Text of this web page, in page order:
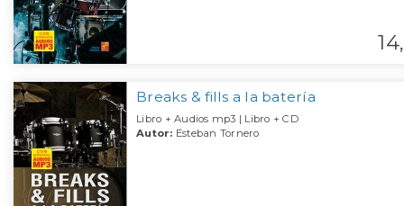
14,
Breaks & fills a la batería
Libro + Audios mp3 | Libro + CD
Autor: Esteban Tornero